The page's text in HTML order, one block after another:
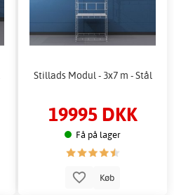
Stillads Modul - 3x7 m - Stål
19995 DKK
Få på lager
Køb